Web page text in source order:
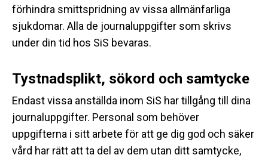
förhindra smittspridning av vissa allmänfarliga
sjukdomar. Alla de journaluppgifter som skrivs
under din tid hos SiS bevaras.
Tystnadsplikt, sökord och samtycke
Endast vissa anställda inom SiS har tillgång till dina
journaluppgifter. Personal som behöver
uppgifterna i sitt arbete för att ge dig god och säker
vård har rätt att ta del av dem utan ditt samtycke,